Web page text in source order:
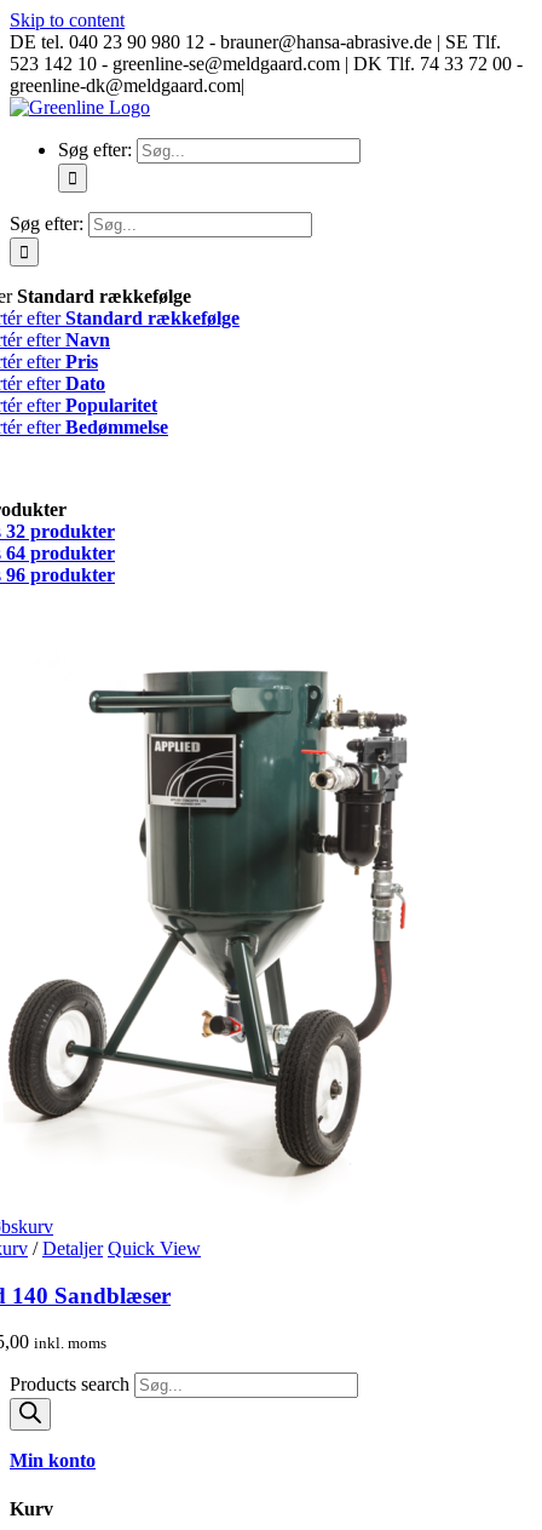
Skip to content
DE tel. 040 23 90 980 12 - brauner@hansa-abrasive.de | SE Tlf.
523 142 10 - greenline-se@meldgaard.com | DK Tlf. 74 33 72 00 -
greenline-dk@meldgaard.com|
Søg efter:
Søg efter:
Standard rækkefølge
efterStandard rækkefølge
efterNavn
efterPris
efterDato
efterPopularitet
efterBedømmelse
32 produkter
64 produkter
96 produkter
/ Detaljer Quick View
140 Sandblæser
inkl. moms
Products search
Min konto
Kurv